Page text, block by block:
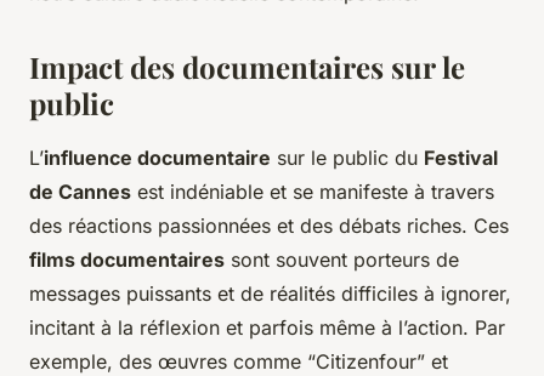
Impact des documentaires sur le
public
L’influence documentaire sur le public du Festival
de Cannes est indéniable et se manifeste à travers
des réactions passionnées et des débats riches. Ces
films documentaires sont souvent porteurs de
messages puissants et de réalités difficiles à ignorer,
incitant à la réflexion et parfois même à l’action. Par
exemple, des œuvres comme “Citizenfour” et